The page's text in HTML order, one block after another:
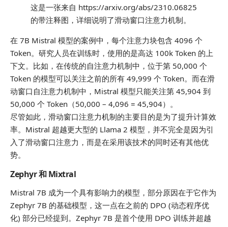
这是一张来自 https://arxiv.org/abs/2310.06825
的带注释图，详细说明了滑动窗口注意力机制。
在 7B Mistral 模型的案例中，每个注意力块包含 4096 个
Token。研究人员在训练时，使用的是高达 100k Token 的上
下文。比如，在传统的自注意力机制中，位于第 50,000 个
Token 的模型可以关注之前的所有 49,999 个 Token。而在滑
动窗口自注意力机制中，Mistral 模型只能关注第 45,904 到
50,000 个 Token（50,000 – 4,096 = 45,904）。
尽管如此，滑动窗口注意力机制的主要目的是为了提升计算效
率。Mistral 超越更大型的 Llama 2 模型，并不完全是因为引
入了滑动窗口注意力，而是在采用该技术的同时还有其他优
势。
Zephyr 和 Mixtral
Mistral 7B 成为一个具有影响力的模型，部分原因在于它作为
Zephyr 7B 的基础模型，这一点在之前的 DPO (动态程序优
化) 部分已经提到。Zephyr 7B 是首个使用 DPO 训练并超越